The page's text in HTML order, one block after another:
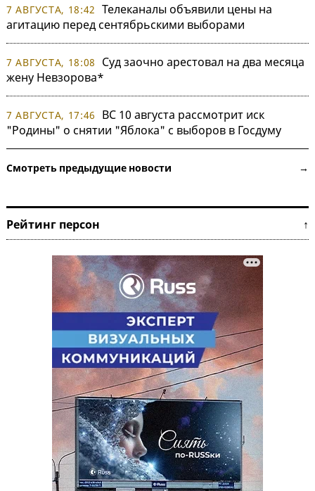
7 АВГУСТА, 18:42 Телеканалы объявили цены на
агитацию перед сентябрьскими выборами
7 АВГУСТА, 18:08
Суд заочно арестовал на два месяца
жену Невзорова*
7 АВГУСТА, 17:46
ВС 10 августа рассмотрит иск
"Родины" о снятии "Яблока" с выборов в Госдуму
Смотреть предыдущие новости →
Рейтинг персон ↑